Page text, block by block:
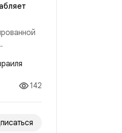
с
142